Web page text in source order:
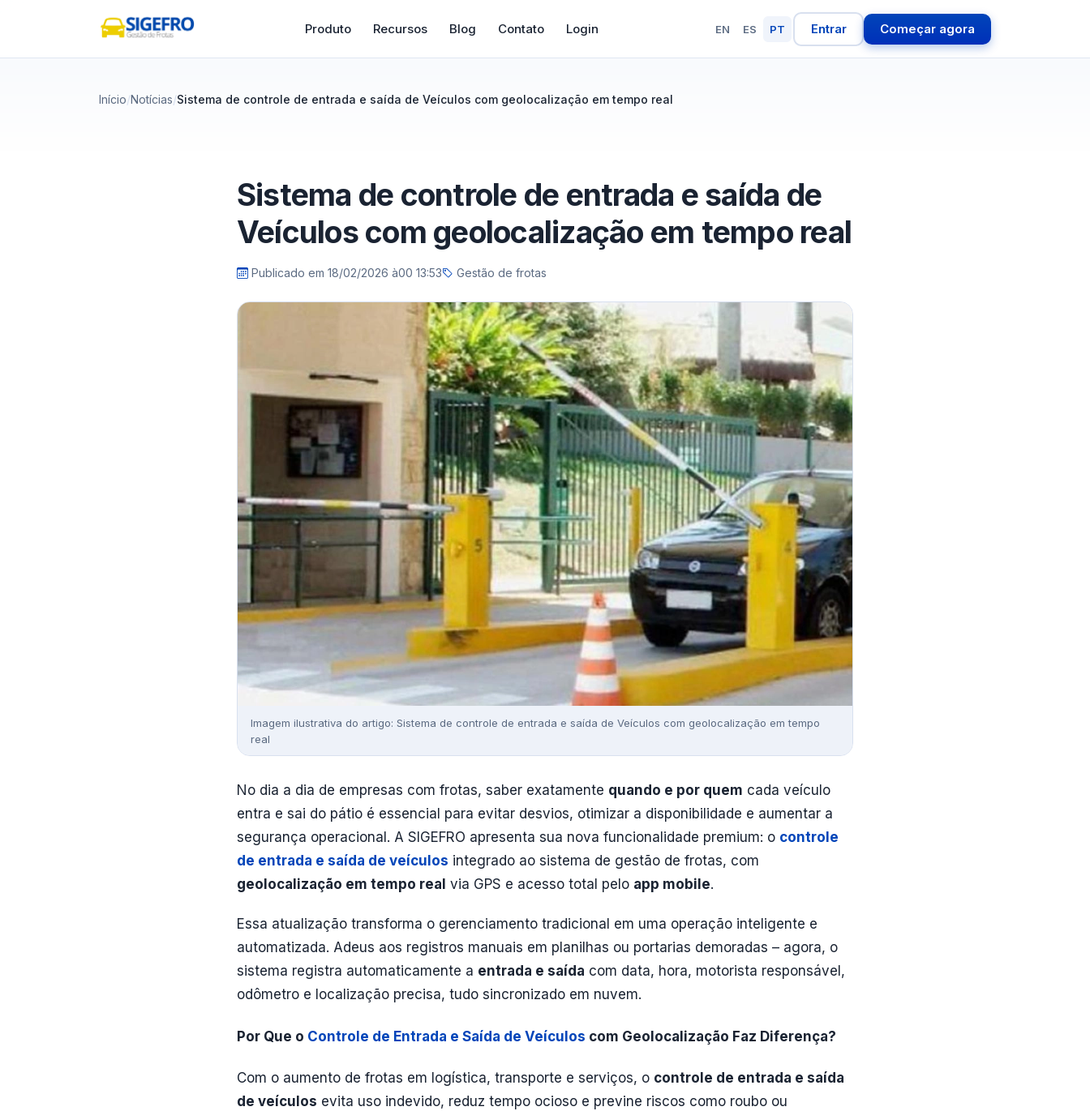
Produto Recursos Blog Contato Login EN ES PT Entrar Começar agora
Início Notícias Sistema de controle de entrada e saída de Veículos com geolocalização em tempo real
Sistema de controle de entrada e saída de
Veículos com geolocalização em tempo real
Publicado em 18/02/2026 à00 13:53 Gestão de frotas
Imagem ilustrativa do artigo: Sistema de controle de entrada e saída de Veículos com geolocalização em tempo
real
No dia a dia de empresas com frotas, saber exatamente quando e por quem cada veículo
entra e sai do pátio é essencial para evitar desvios, otimizar a disponibilidade e aumentar a
segurança operacional. A SIGEFRO apresenta sua nova funcionalidade premium: o controle
de entrada e saída de veículos integrado ao sistema de gestão de frotas, com
geolocalização em tempo real via GPS e acesso total pelo app mobile.
Essa atualização transforma o gerenciamento tradicional em uma operação inteligente e
automatizada. Adeus aos registros manuais em planilhas ou portarias demoradas – agora, o
sistema registra automaticamente a entrada e saída com data, hora, motorista responsável,
odômetro e localização precisa, tudo sincronizado em nuvem.
Por Que o Controle de Entrada e Saída de Veículos com Geolocalização Faz Diferença?
Com o aumento de frotas em logística, transporte e serviços, o controle de entrada e saída
de veículos evita uso indevido, reduz tempo ocioso e previne riscos como roubo ou